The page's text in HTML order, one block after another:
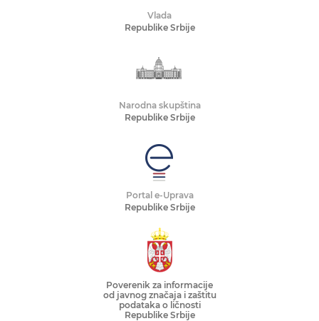
Vlada
Republike Srbije
Narodna skupština
Republike Srbije
Portal e-Uprava
Republike Srbije
Poverenik za informacije
od javnog značaja i zaštitu
podataka o ličnosti
Republike Srbije